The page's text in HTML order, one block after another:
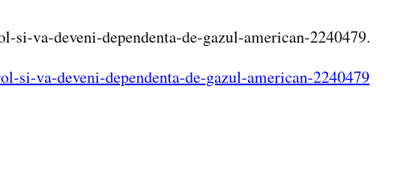
va-deveni-dependenta-de-gazul-american-2240479.
va-deveni-dependenta-de-gazul-american-2240479